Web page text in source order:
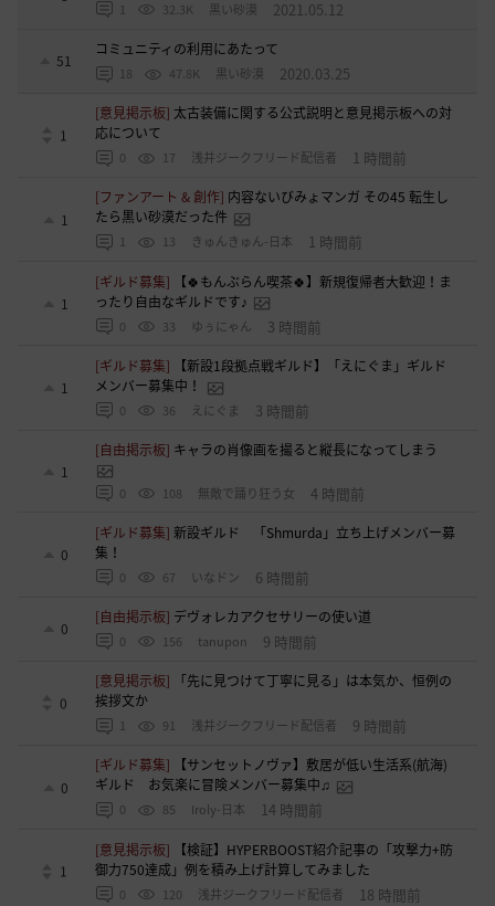
1 32.3K 黒い砂漠 2021.05.12
51
コミュニティの利用にあたって
18 47.8K 黒い砂漠 2020.03.25
1
[意見掲示板] 太古装備に関する公式説明と意見掲示板への対
応について
0 17 浅井ジークフリード配信者 1 時間前
1
[ファンアート & 創作] 内容ないびみょマンガ その45 転生し
たら黒い砂漠だった件
1 13 きゅんきゅん-日本 1 時間前
1
[ギルド募集]
【🍀もんぶらん喫茶🍀】新規復帰者大歓迎！ま
ったり自由なギルドです♪
0 33 ゆぅにゃん 3 時間前
1
[ギルド募集]
【新設1段拠点戦ギルド】「えにぐま」ギルド
メンバー募集中！
0 36 えにぐま 3 時間前
1
[自由掲示板] キャラの肖像画を撮ると縦長になってしまう
0 108 無敵で踊り狂う女 4 時間前
0
[ギルド募集]新設ギルド 「Shmurda」立ち上げメンバー募
集！
0 67 いなドン 6 時間前
0
[自由掲示板] デヴォレカアクセサリーの使い道
0 156 tanupon 9 時間前
0
[意見掲示板]
「先に見つけて丁寧に見る」は本気か、恒例の
挨拶文か
1 91 浅井ジークフリード配信者 9 時間前
0
[ギルド募集]
【サンセットノヴァ】敷居が低い生活系(航海)
ギルド お気楽に冒険メンバー募集中♫
0 85 Iroly-日本 14 時間前
1
[意見掲示板]
【検証】HYPERBOOST紹介記事の「攻撃力+防
御力750達成」例を積み上げ計算してみました
0 120 浅井ジークフリード配信者 18 時間前